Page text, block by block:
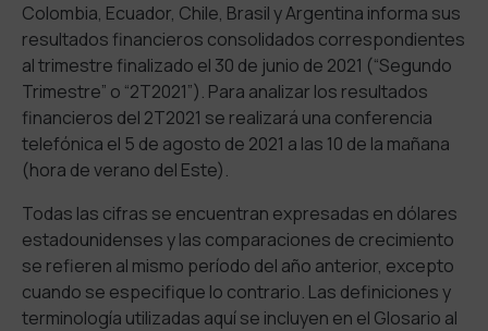
Colombia, Ecuador, Chile, Brasil y Argentina informa sus
resultados financieros consolidados correspondientes
al trimestre finalizado el 30 de junio de 2021 (“Segundo
Trimestre” o “2T2021”). Para analizar los resultados
financieros del 2T2021 se realizará una conferencia
telefónica el 5 de agosto de 2021 a las 10 de la mañana
(hora de verano del Este).
Todas las cifras se encuentran expresadas en dólares
estadounidenses y las comparaciones de crecimiento
se refieren al mismo período del año anterior, excepto
cuando se especifique lo contrario. Las definiciones y
terminología utilizadas aquí se incluyen en el Glosario al